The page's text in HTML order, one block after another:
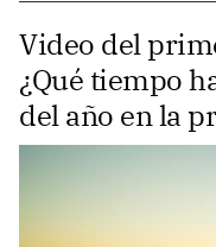
Video del
¿Qué tiempo
del año en la